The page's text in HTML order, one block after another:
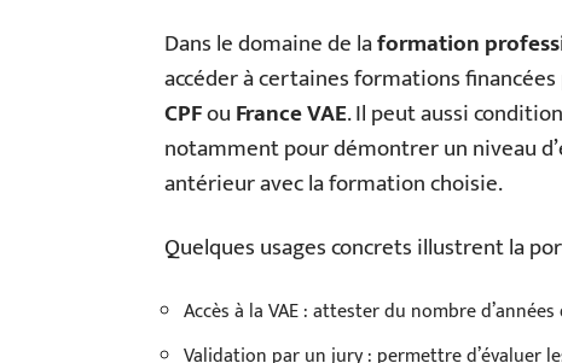
Dans le domaine de laformation
accéder à certaines formations financées
CPFouFrance VAE. Il peut aussi
notamment pour démontrer un niveau
antérieur avec la formation choisie.
Quelques usages concrets illustrent la
Accès à la VAE : attester du nombre
Validation par un jury : permettre d’évaluer